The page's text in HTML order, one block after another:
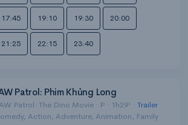
17:45 19:10 19:30 20:00
21:25 22:15 23:40
Patrol: Phim Khủng Long
Patrol: The Dino Movie · P · 1h29' · Trailer
Action, Adventure, Animation, Family